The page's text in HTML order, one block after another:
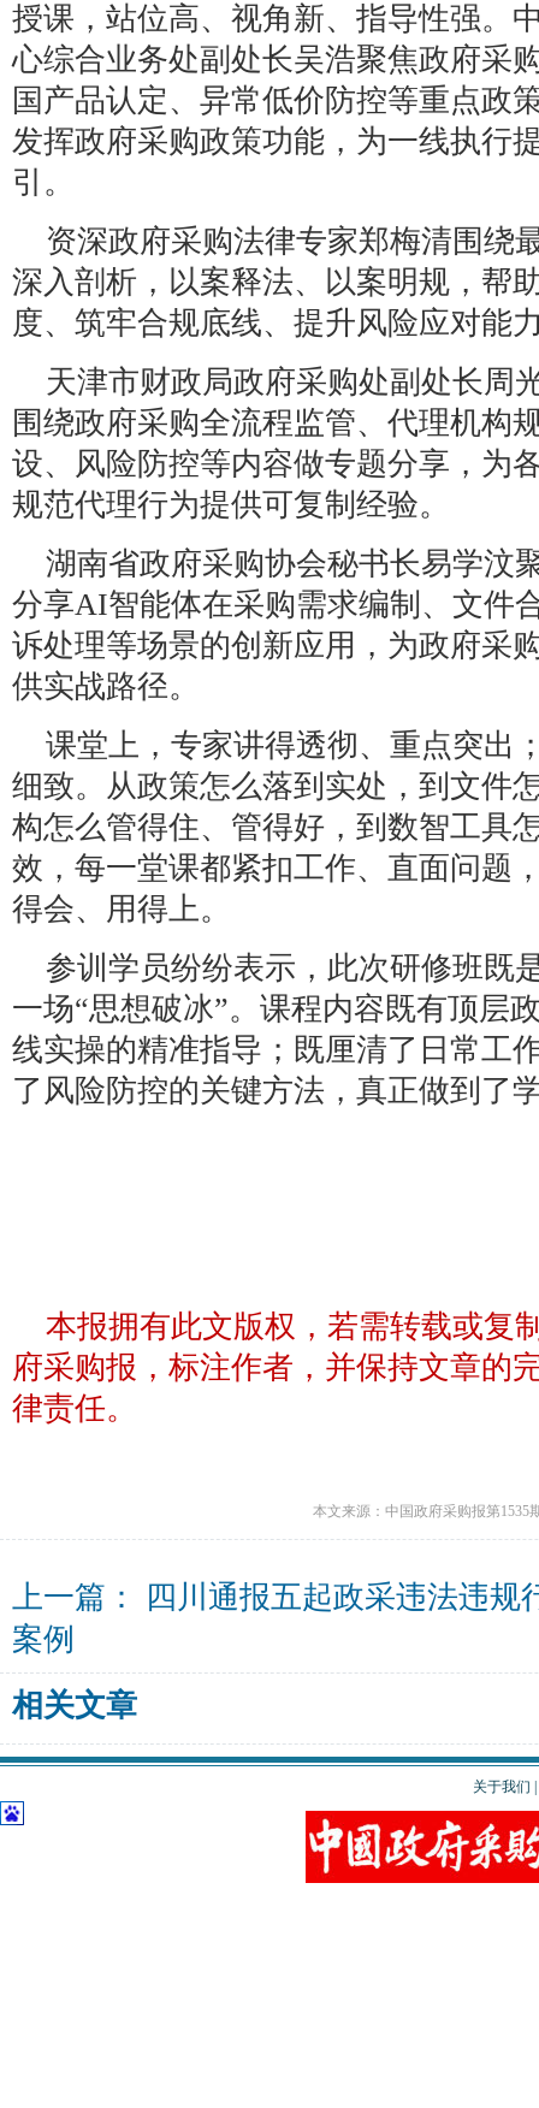
授课，站位高、视角新、指导性强。
心综合业务处副处长吴浩聚焦政府采
国产品认定、异常低价防控等重点政
发挥政府采购政策功能，为一线执行
引。
资深政府采购法律专家郑梅清围绕
深入剖析，以案释法、以案明规，帮
度、筑牢合规底线、提升风险应对能
天津市财政局政府采购处副处长周
围绕政府采购全流程监管、代理机构
设、风险防控等内容做专题分享，为
规范代理行为提供可复制经验。
湖南省政府采购协会秘书长易学汶
分享AI智能体在采购需求编制、文件
诉处理等场景的创新应用，为政府采
供实战路径。
课堂上，专家讲得透彻、重点突出
细致。从政策怎么落到实处，到文件
构怎么管得住、管得好，到数智工具
效，每一堂课都紧扣工作、直面问题
得会、用得上。
参训学员纷纷表示，此次研修班既
一场“思想破冰”。课程内容既有顶层
线实操的精准指导；既厘清了日常工
了风险防控的关键方法，真正做到了
本报拥有此文版权，若需转载或复
府采购报，标注作者，并保持文章的
律责任。
本文来源：中国政府采购报第1535
上一篇：
四川通报五起政采违法违规
案例
相关文章
关于我们